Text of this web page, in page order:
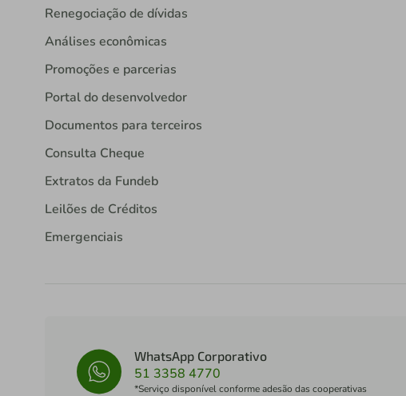
Renegociação de dívidas
Análises econômicas
Promoções e parcerias
Portal do desenvolvedor
Documentos para terceiros
Consulta Cheque
Extratos da Fundeb
Leilões de Créditos
Emergenciais
WhatsApp Corporativo
51 3358 4770
*Serviço disponível conforme adesão das cooperativas